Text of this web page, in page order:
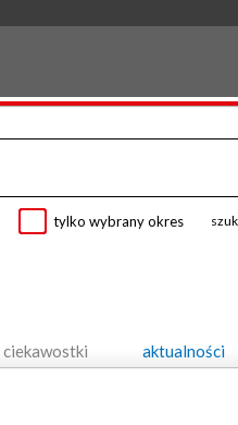
tylko wybrany okres
ciekawostki aktualności